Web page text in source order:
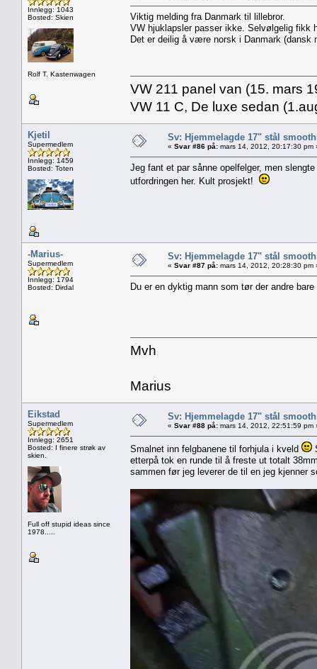
Innlegg: 1043
Bosted: Skien
Rolf T. Kastenwagen
Viktig melding fra Danmark til lillebror.
VW hjuklapsler passer ikke. Selvølgelig fikk
Det er deilig å være norsk i Danmark (dansk
VW 211 panel van (15. mars
VW 11 C, De luxe sedan
Kjetil
Supermedlem
Innlegg: 1459
Bosted: Toten
Sv: Hjemmelagde 17" stål
« Svar #86 på: mars 14, 2012, 20:17:30 pm
Jeg fant et par sånne opelfelger, men
utfordringen her. Kult prosjekt!
-Marius-
Supermedlem
Innlegg: 1794
Bosted: Dirdal
Sv: Hjemmelagde 17" stål
« Svar #87 på: mars 14, 2012, 20:28:30 pm
Du er en dyktig mann som tør der andre
Mvh
Marius
Eikstad
Supermedlem
Innlegg: 2651
Bosted: I finere strøk av
skien.
Full off stupid ideas since
1978.....
Sv: Hjemmelagde 17" stål
« Svar #88 på: mars 14, 2012, 22:51:59 pm
Smalnet inn felgbanene til forhjula i kveld
etterpå tok en runde til å freste ut totalt
sammen før jeg leverer de til en jeg kjenner